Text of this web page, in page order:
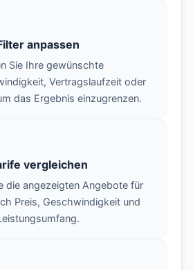
anpassen
Sie Ihre gewünschte
Vertragslaufzeit oder
das Ergebnis einzugrenzen.
vergleichen
die angezeigten Angebote für
Preis, Geschwindigkeit und